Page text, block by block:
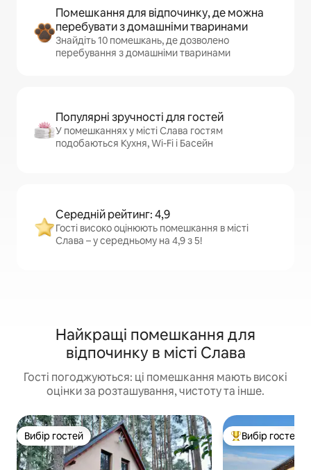
Помешкання для відпочинку, де можна
перебувати з домашніми тваринами
Знайдіть 10 помешкань, де дозволено
перебування з домашніми тваринами
Популярні зручності для гостей
У помешканнях у місті Слава гостям
подобаються Кухня, Wi-Fi і Басейн
Середній рейтинг: 4,9
Гості високо оцінюють помешкання в місті
Слава – у середньому на 4,9 з 5!
Найкращі помешкання для
відпочинку в місті Слава
Гості погоджуються: ці помешкання мають високі
оцінки за розташування, чистоту та інше.
Вибір гостей
Вибір гостей Топ вибір гостей
Вибір гостей